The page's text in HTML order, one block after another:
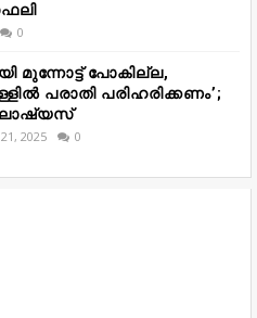
0
മുന്നോട്ട് പോകില്ല,
പരാതി പരിഹരിക്കണം’;
2025 0